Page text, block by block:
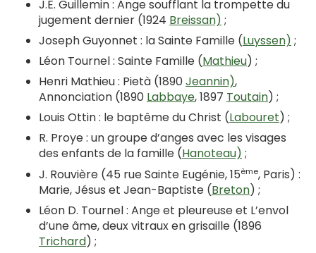
J.E. Guillemin : Ange soufflant la trompette du
jugement dernier (1924 Breissan) ;
Joseph Guyonnet : la Sainte Famille (Luyssen) ;
Léon Tournel : Sainte Famille (Mathieu) ;
Henri Mathieu : Pietà (1890Jeannin),
Annonciation (1890 Labbaye, 1897 Toutain) ;
Louis Ottin : le baptême du Christ (Labouret) ;
R. Proye : un groupe d’anges avec les visages
des enfants de la famille (Hanoteau) ;
J. Rouvière (45 rue Sainte Eugénie, 15ème, Paris) :
Marie, Jésus et Jean-Baptiste (Breton) ;
Léon D. Tournel : Ange et pleureuse et L’envol
d’une âme, deux vitraux en grisaille (1896
Trichard) ;